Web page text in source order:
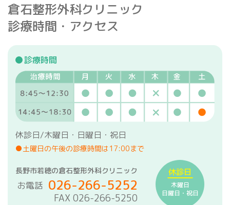
倉石整形外科クリニック
診療時間・アクセス
診療時間
休診日/木曜日・日曜日・祝日
●土曜日の午後の診療時間は17:00まで
長野市若穂の倉石整形外科クリニック
お電話 026-266-5252
FAX 026-266-5250
休診日
木曜日
日曜日・祝日